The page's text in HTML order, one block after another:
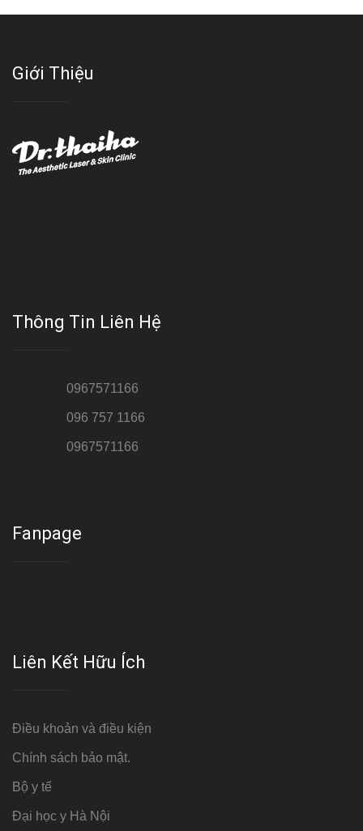
Giới Thiệu
Thông Tin Liên Hệ
0967571166
096 757 1166
0967571166
Fanpage
Liên Kết Hữu Ích
Điều khoản và điều kiện
Chính sách bảo mật.
Bộ y tế
Đại học y Hà Nội